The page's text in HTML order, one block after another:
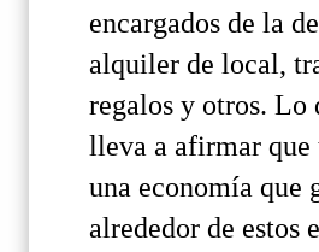
encargados de la
alquiler de local,
regalos y otros. Lo
lleva a afirmar que
una economía que
alrededor de estos